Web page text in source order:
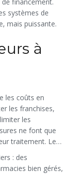
financement.
systèmes de
mais puissante.
à
les coûts en
les franchises,
les
ne font que
traitement. Les
globaux
: des
bien gérés,